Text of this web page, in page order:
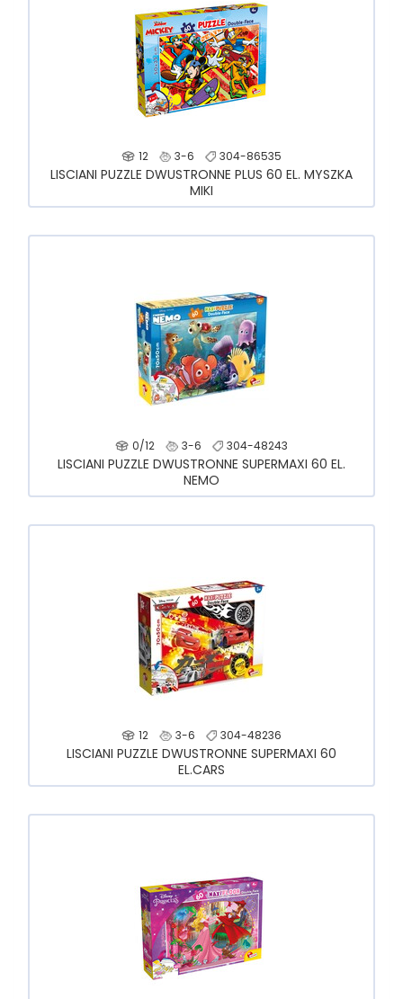
12 3-6 304-86535
LISCIANI PUZZLE DWUSTRONNE PLUS 60 EL. MYSZKA
MIKI
0/12 3-6 304-48243
LISCIANI PUZZLE DWUSTRONNE SUPERMAXI 60 EL.
NEMO
12 3-6 304-48236
LISCIANI PUZZLE DWUSTRONNE SUPERMAXI 60
EL.CARS